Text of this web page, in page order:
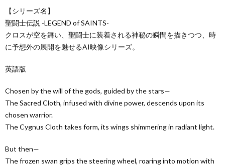
【シリーズ名】
聖闘士伝説 -LEGEND of SAINTS-
クロスが空を舞い、聖闘士に装着される神秘の瞬間を描きつつ、時
に予想外の展開を魅せるAI映像シリーズ。
英語版
Chosen by the will of the gods, guided by the stars—
The Sacred Cloth, infused with divine power, descends upon its
chosen warrior.
The Cygnus Cloth takes form, its wings shimmering in radiant light.
But then—
The frozen swan grips the steering wheel, roaring into motion with